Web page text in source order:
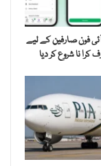
فون صارفین کے لیے
کرا نا شروع کر دیا